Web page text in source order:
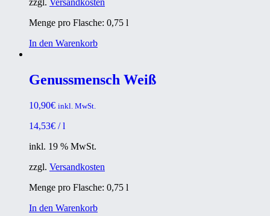
Menge pro Flasche: 0,75 l
In den Warenkorb
Genussmensch Weiß
10,90€ inkl. MwSt.
14,53€ /l
inkl. 19 % MwSt.
zzgl. Versandkosten
Menge pro Flasche: 0,75 l
In den Warenkorb